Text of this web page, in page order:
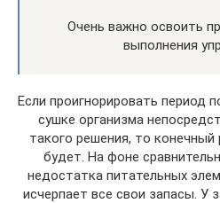
Очень важно освоить
выполнения
Если проигнорировать период
сушке организма
такого решения, то конечный
будет. На фоне
недостатка питательных
исчерпает все свои запасы. У